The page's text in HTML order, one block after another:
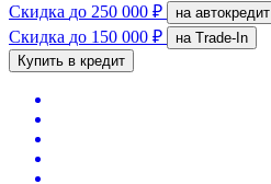
Скидка до 250 000 ₽ на автокредит
Скидка до 150 000 ₽
на Trade-In
Купить в кредит